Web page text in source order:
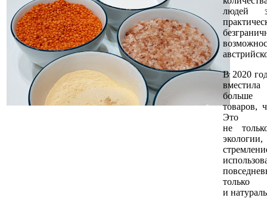
людей
В 2020
больше
товаров,
Это
не
только
и